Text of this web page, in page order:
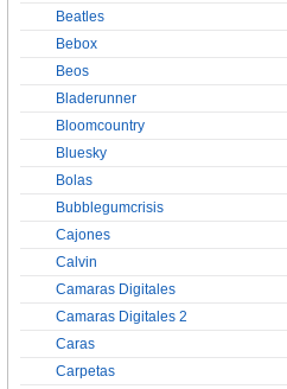
Beatles
Bebox
Beos
Bladerunner
Bloomcountry
Bluesky
Bolas
Bubblegumcrisis
Cajones
Calvin
Camaras Digitales
Camaras Digitales 2
Caras
Carpetas